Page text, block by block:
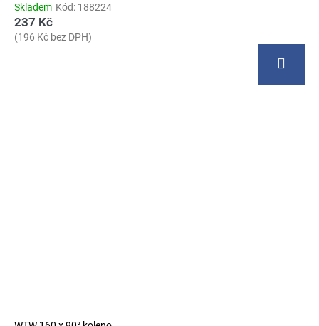
Skladem Kód: 188224
237 Kč
(196 Kč bez DPH)